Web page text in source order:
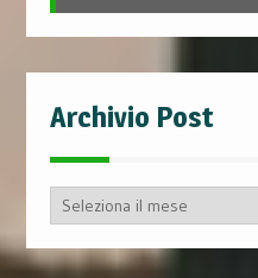
Archivio Post
Archivio